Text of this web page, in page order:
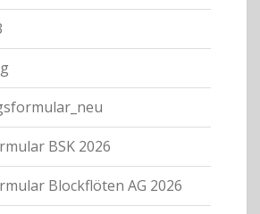
BSK 2026
Blockflöten AG 2026